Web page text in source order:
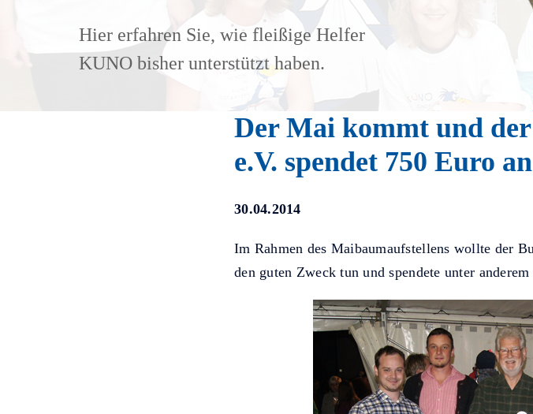
Hier erfahren Sie, wie fleißige Helfer
KUNO bisher unterstützt haben.
Der Mai kommt und
e.V. spendet 750 Euro
30.04.2014
Im Rahmen des Maibaumaufstellens wollte der
den guten Zweck tun und spendete unter